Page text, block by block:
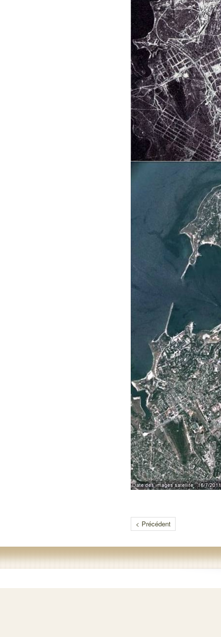
< Précédent